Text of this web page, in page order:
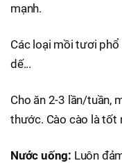
mạnh.
Các loại mồi tươi phổ
dế...
Cho ăn 2-3 lần/tuần,
thước. Cào cào là tốt
Nước uống: Luôn